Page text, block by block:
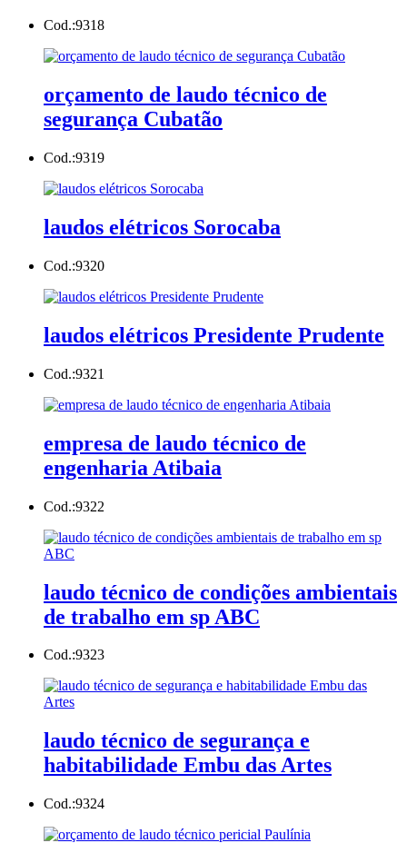
Cod.:9318
orçamento de laudo técnico de
segurança Cubatão
Cod.:9319
laudos elétricos Sorocaba
Cod.:9320
laudos elétricos Presidente Prudente
Cod.:9321
empresa de laudo técnico de
engenharia Atibaia
Cod.:9322
laudo técnico de condições ambientais
de trabalho em sp ABC
Cod.:9323
laudo técnico de segurança e
habitabilidade Embu das Artes
Cod.:9324